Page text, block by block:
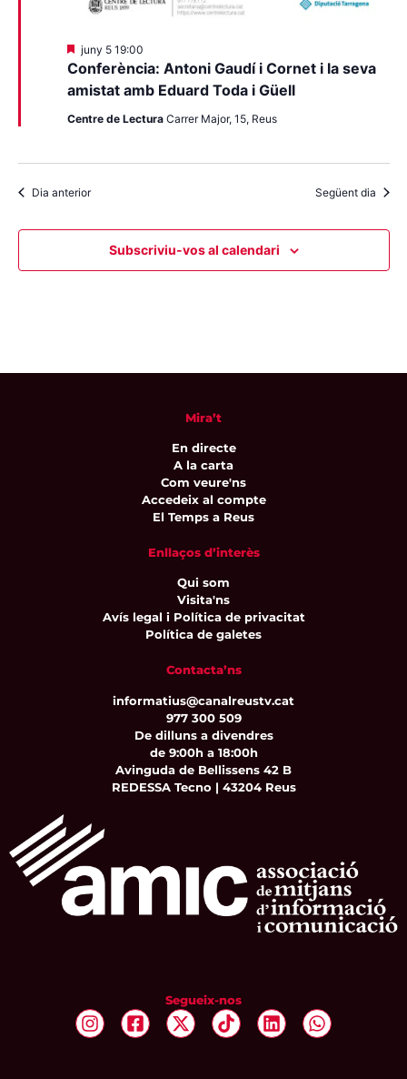
Conferència: Antoni Gaudí i Cornet i la seva
amistat amb Eduard Toda i Güell
Destacats
juny 5 19:00
Centre de Lectura Carrer Major, 15, Reus
Dia anterior Següent dia
Subscriviu-vos al calendari
Mira’t
En directe
A la carta
Com veure'ns
Accedeix al compte
El Temps a Reus
Enllaços d’interès
Qui som
Visita'ns
Avís legal i Política de privacitat
Política de galetes
Contacta’ns
informatius@canalreustv.cat
977 300 509
De dilluns a divendres
de 9:00h a 18:00h
Avinguda de Bellissens 42 B
REDESSA Tecno | 43204 Reus
Segueix-nos